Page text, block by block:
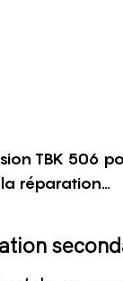
TBK 506
réparation